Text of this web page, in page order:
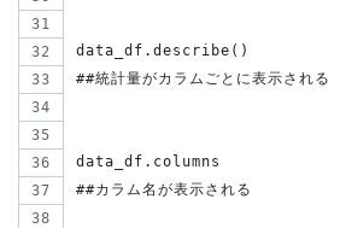
data_df.describe()
##統計量がカラムごとに表示される
data_df.columns
##カラム名が表示される